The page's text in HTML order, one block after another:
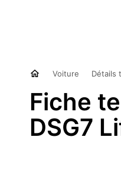
Voiture Détails
Fiche
DSG7